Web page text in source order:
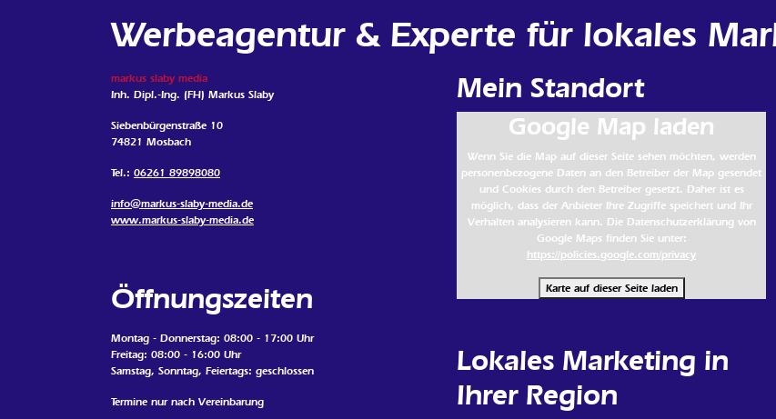
Werbeagentur & Experte für lokales
markus slaby media
Inh. Dipl.-Ing. (FH) Markus Slaby
Siebenbürgenstraße 10
74821 Mosbach
Tel.: 06261 89898080
info@markus-slaby-media.de
www.markus-slaby-media.de
Öffnungszeiten
Montag - Donnerstag: 08:00 - 17:00 Uhr
Freitag: 08:00 - 16:00 Uhr
Samstag, Sonntag, Feiertags: geschlossen
Termine nur nach Vereinbarung
Mein Standort
Google Map laden
Wenn Sie die Map auf dieser Seite sehen möchten, werden
personenbezogene Daten an den Betreiber der Map gesendet
und Cookies durch den Betreiber gesetzt. Daher ist es
möglich, dass der Anbieter Ihre Zugriffe speichert und Ihr
Verhalten analysieren kann. Die Datenschutzerklärung von
Google Maps finden Sie unter:
https://policies.google.com/privacy
Karte auf dieser Seite laden
Lokales Marketing in
Ihrer Region